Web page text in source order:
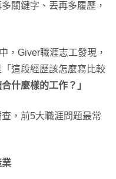
關鍵字、丟再多履歷，
，Giver職涯志工發現，
這段經歷該怎麼寫比較
合什麼樣的工作？」
，前5大職涯問題最常
業